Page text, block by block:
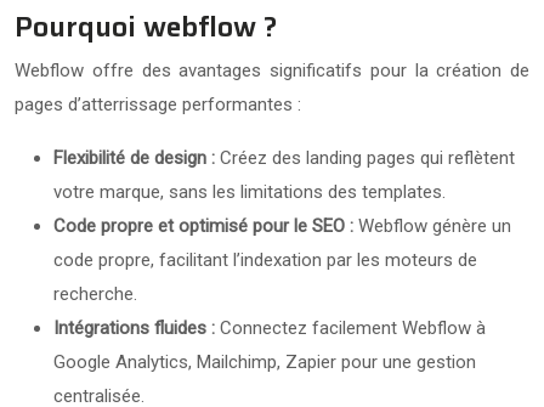
Pourquoi webflow ?
Webflow offre des avantages significatifs pour la création de
pages d’atterrissage performantes :
Flexibilité de design : Créez des landing pages qui reflètent
votre marque, sans les limitations des templates.
Code propre et optimisé pour le SEO : Webflow génère un
code propre, facilitant l’indexation par les moteurs de
recherche.
Intégrations fluides : Connectez facilement Webflow à
Google Analytics, Mailchimp, Zapier pour une gestion
centralisée.